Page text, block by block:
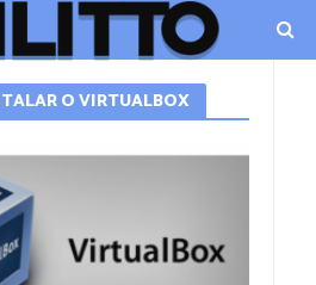
O VIRTUALBOX